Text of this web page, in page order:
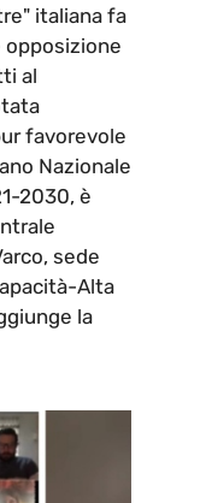
italiana fa
opposizione
al
favorevole
Nazionale
2030, è
sede
Alta
la